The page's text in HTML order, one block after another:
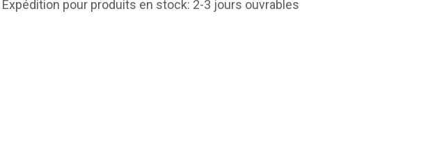
Expédition pour produits en stock: 2-3 jours ouvrables